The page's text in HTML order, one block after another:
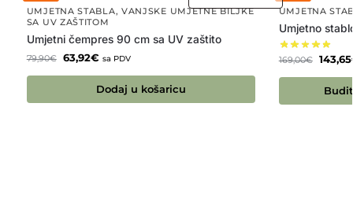
UMJETNA STABLA, VANJSKE UMJETNE BILJKE
SA UV ZAŠTITOM
Umjetni čempres 90 cm sa UV zaštito
79,90€ 63,92€ sa PDV
Dodaj u košaricu
UMJETNA
Umjetno
169,00€ 143,65